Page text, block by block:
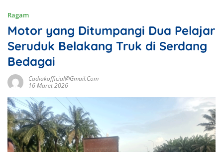
Ragam
Motor yang Ditumpangi Dua Pelajar
Seruduk Belakang Truk di Serdang
Bedagai
Cadiakofficial@gmail.com
16 Maret 2026